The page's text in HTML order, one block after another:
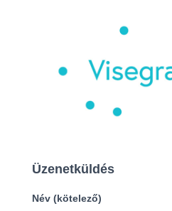
Üzenetküldés
Név (kötelező)